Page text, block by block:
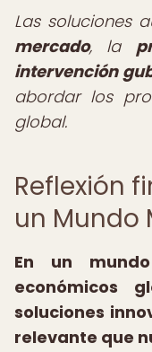
Las soluciones
mercado, la
intervención
abordar los
global.
Reflexión
un Mundo
En un
económicos
soluciones
relevante que